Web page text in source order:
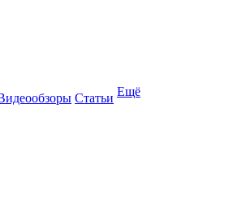
Статьи Ещё